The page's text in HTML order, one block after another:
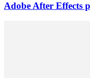
Adobe After Effects